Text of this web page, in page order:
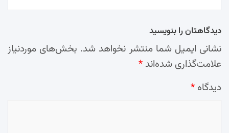
دیدگاهتان را بنویسید
نشانی ایمیل شما منتشر نخواهد شد. بخش‌های موردنیاز
علامت‌گذاری شده‌اند *
دیدگاه *